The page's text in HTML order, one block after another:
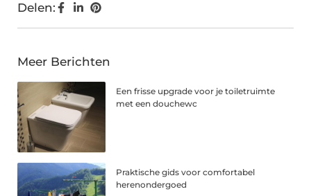
Delen:
Meer Berichten
Een frisse upgrade voor je toiletruimte
met een douchewc
Praktische gids voor comfortabel
herenondergoed